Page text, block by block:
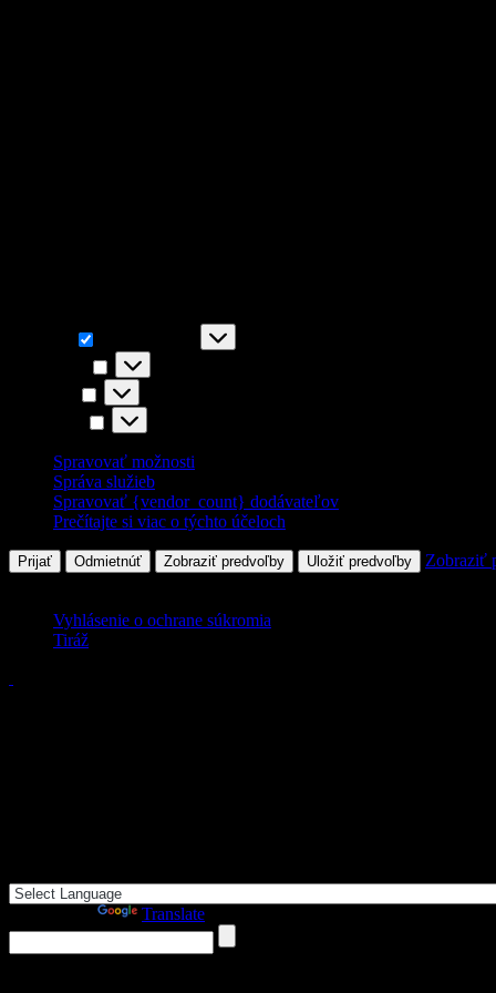
Predvoľby
Štatistiky
Marketing
Spravovať možnosti
Správa služieb
Spravovať {vendor_count} dodávateľov
Prečítajte si viac o týchto účeloch
Prijať Odmietnúť Zobraziť predvoľby Uložiť predvoľby Zobraziť
Vyhlásenie o ochrane súkromia
Tiráž
Translate